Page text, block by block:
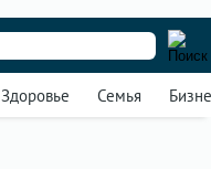
Здоровье Семья